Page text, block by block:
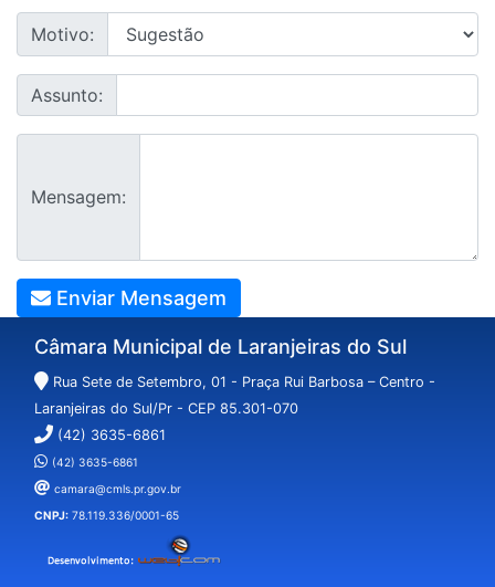
Motivo:
Assunto:
Mensagem:
Enviar Mensagem
Câmara Municipal de Laranjeiras do Sul
Rua Sete de Setembro, 01 - Praça Rui Barbosa – Centro -
Laranjeiras do Sul/Pr - CEP 85.301-070
(42) 3635-6861
(42) 3635-6861
camara@cmls.pr.gov.br
CNPJ: 78.119.336/0001-65